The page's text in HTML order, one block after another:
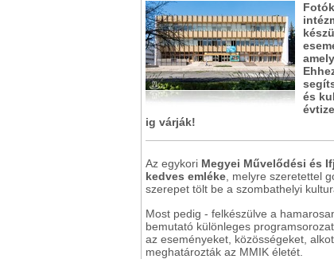
és
ig várják!
Az egykori Megyei Művelődési és
kedves emléke , melyre szeretettel
szerepet tölt be a szombathelyi
Most pedig - felkészülve a
bemutató különleges
az eseményeket, közösségeket,
meghatározták az MMIK életét.